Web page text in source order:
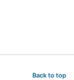
Back to top